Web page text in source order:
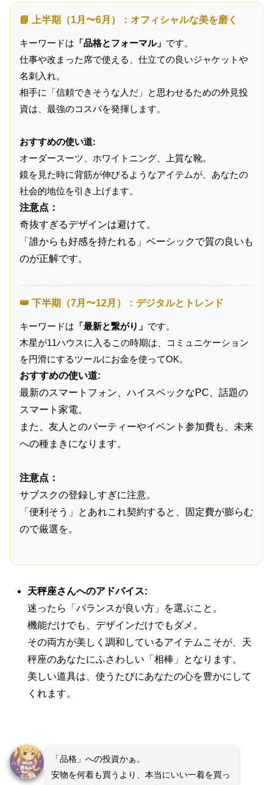
📘 上半期（1月〜6月）：オフィシャルな美を磨く
キーワードは 「品格とフォーマル」 です。
仕事や改まった席で使える、仕立ての良いジャケットや
名刺入れ。
相手に「信頼できそうな人だ」と思わせるための外見投
資は、最強のコスパを発揮します。
おすすめの使い道:
オーダースーツ、ホワイトニング、上質な靴。
鏡を見た時に背筋が伸びるようなアイテムが、あなたの
社会的地位を引き上げます。
注意点：
奇抜すぎるデザインは避けて。
「誰からも好感を持たれる」ベーシックで質の良いも
のが正解です。
👑 下半期（7月〜12月）：デジタルとトレンド
キーワードは 「最新と繋がり」 です。
木星が11ハウスに入るこの時期は、コミュニケーション
を円滑にするツールにお金を使ってOK。
おすすめの使い道:
最新のスマートフォン、ハイスペックなPC、話題の
スマート家電。
また、友人とのパーティーやイベント参加費も、未来
への種まきになります。
注意点：
サブスクの登録しすぎに注意。
「便利そう」とあれこれ契約すると、固定費が膨らむ
ので厳選を。
天秤座さんへのアドバイス:
迷ったら「バランスが良い方」を選ぶこと。
機能だけでも、デザインだけでもダメ。
その両方が美しく調和しているアイテムこそが、天
秤座のあなたにふさわしい「相棒」となります。
美しい道具は、使うたびにあなたの心を豊かにして
くれます。
「品格」への投資かぁ。
安物を何着も買うより、本当にいい一着を買っ